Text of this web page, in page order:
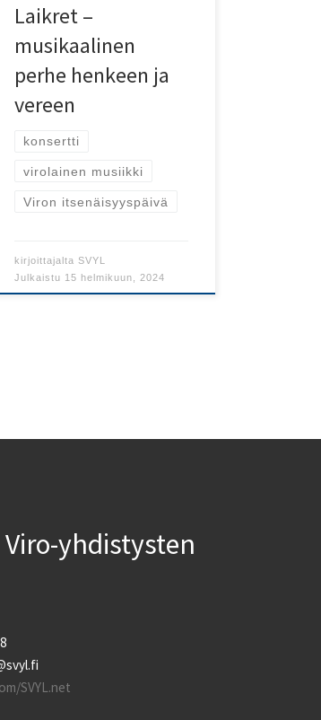
Laikret –
musikaalinen
perhe henkeen ja
vereen
konsertti
virolainen musiikki
Viron itsenäisyyspäivä
kirjoittajaltaSVYL
Julkaistu 15 helmikuun, 2024
yhdistysten
SVYL.net